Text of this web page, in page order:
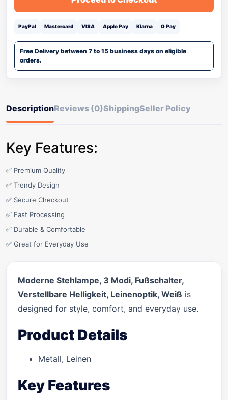
PayPal Mastercard VISA Apple Pay Klarna G Pay
Free Delivery between 7 to 15 business days on eligible
orders.
DescriptionReviews (0)ShippingSeller Policy
Key Features:
✅ Premium Quality
✅ Trendy Design
✅ Secure Checkout
✅ Fast Processing
✅ Durable & Comfortable
✅ Great for Everyday Use
Moderne Stehlampe, 3 Modi, Fußschalter,
Verstellbare Helligkeit, Leinenoptik, Weiß is
designed for style, comfort, and everyday use.
Product Details
Metall, Leinen
Key Features